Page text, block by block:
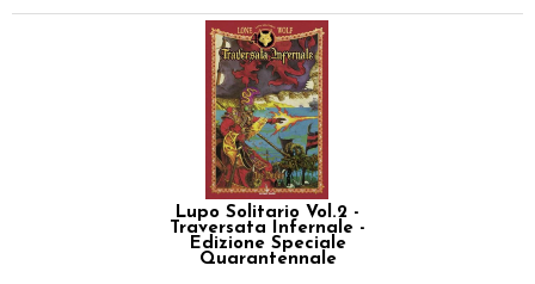
Lupo Solitario Vol.2 -
Traversata Infernale -
Edizione Speciale
Quarantennale